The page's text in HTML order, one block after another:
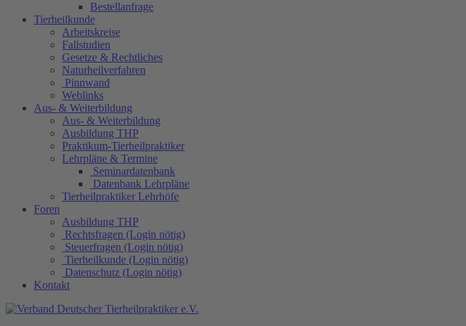
Bestellanfrage
Tierheilkunde
Arbeitskreise
Fallstudien
Gesetze & Rechtliches
Naturheilverfahren
Pinnwand
Weblinks
Aus- & Weiterbildung
Aus- & Weiterbildung
Ausbildung THP
Praktikum-Tierheilpraktiker
Lehrpläne & Termine
Seminardatenbank
Datenbank Lehrpläne
Tierheilpraktiker Lehrhöfe
Foren
Ausbildung THP
Rechtsfragen (Login nötig)
Steuerfragen (Login nötig)
Tierheilkunde (Login nötig)
Datenschutz (Login nötig)
Kontakt